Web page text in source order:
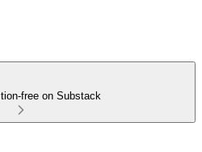
free on Substack